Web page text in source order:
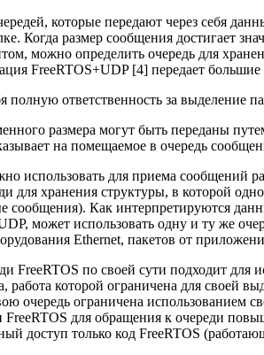
которые передают через себя
Когда размер сообщения достигает
можно определить очередь для
FreeRTOS+UDP [4] передает
полную ответственность за выделение
размера могут быть переданы
на помещаемое в очередь
использовать для приема сообщений
для хранения структуры, в которой
сообщения). Как интерпретируются
может использовать одну и ту же
Ethernet, пакетов от
FreeRTOS по своей сути подходит для
работа которой ограничена для своей
очередь ограничена
для обращения к очереди
доступ только код FreeRTOS